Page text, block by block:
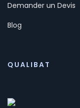
Demander un Devis
Blog
QUALIBAT